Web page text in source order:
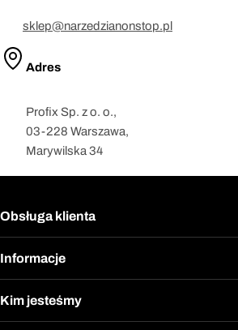
sklep@narzedzianonstop.pl
Adres
Profix Sp. z o. o.,
03-228 Warszawa,
Marywilska 34
Obsługa klienta
Informacje
Kim jesteśmy